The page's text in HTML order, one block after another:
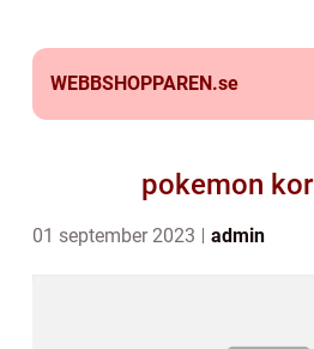
WEBBSHOPPAREN.se
pokemon
01 september 2023 admin